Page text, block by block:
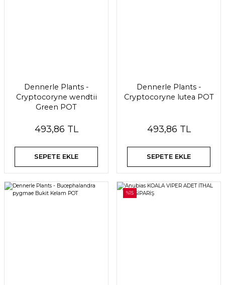
Dennerle Plants -
Cryptocoryne wendtii
Green POT
493,86 TL
SEPETE EKLE
Dennerle Plants -
Cryptocoryne lutea POT
493,86 TL
SEPETE EKLE
%15